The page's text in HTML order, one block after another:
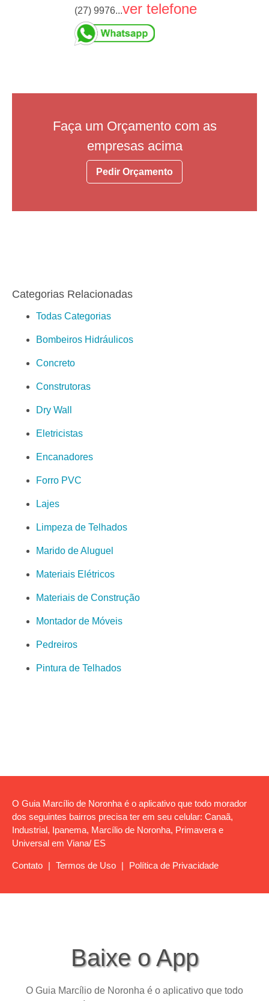
(27) 9976...ver telefone
Faça um Orçamento com as
empresas acima
Pedir Orçamento
Categorias Relacionadas
Todas Categorias
Bombeiros Hidráulicos
Concreto
Construtoras
Dry Wall
Eletricistas
Encanadores
Forro PVC
Lajes
Limpeza de Telhados
Marido de Aluguel
Materiais Elétricos
Materiais de Construção
Montador de Móveis
Pedreiros
Pintura de Telhados
O Guia Marcílio de Noronha é o aplicativo que todo morador
dos seguintes bairros precisa ter em seu celular: Canaã,
Industrial, Ipanema, Marcílio de Noronha, Primavera e
Universal em Viana/ ES
Contato | Termos de Uso | Política de Privacidade
Baixe o App
O Guia Marcílio de Noronha é o aplicativo que todo